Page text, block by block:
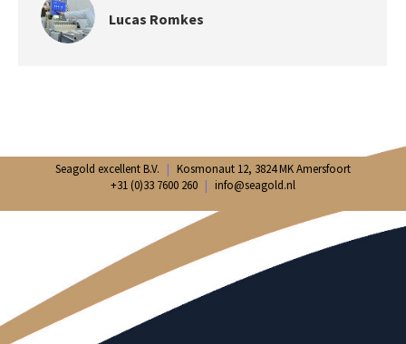
Lucas Romkes
Seagold excellent B.V. | Kosmonaut 12, 3824 MK Amersfoort
+31 (0)33 7600 260 | info@seagold.nl